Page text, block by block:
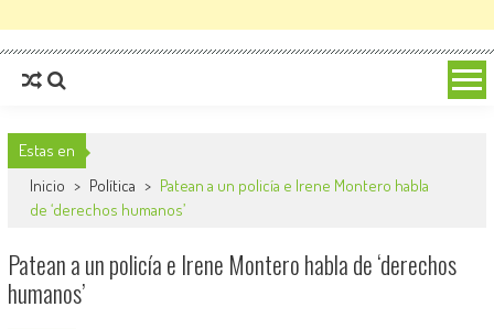
Estas en
Inicio > Política > Patean a un policía e Irene Montero habla
de ‘derechos humanos’
Patean a un policía e Irene Montero habla de ‘derechos
humanos’